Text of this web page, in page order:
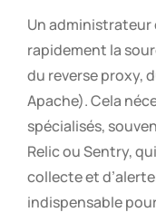
Un
rapidement la
du reverse proxy,
Apache). Cela
spécialisés,
Relic ou Sentry,
collecte et
indispensable